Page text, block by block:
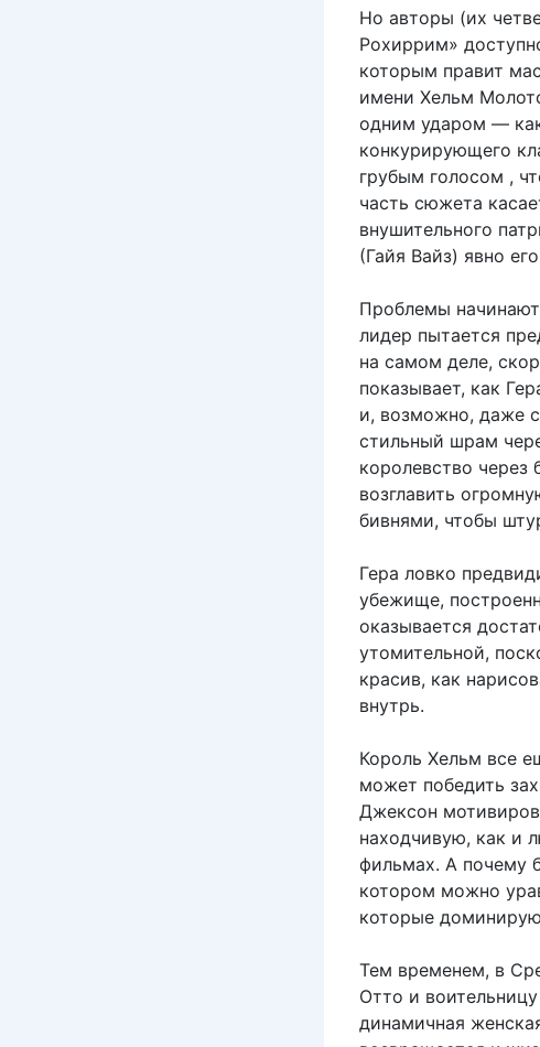
Но авторы (их
Рохиррим»
которым правит
имени Хельм
одним ударом —
конкурирующего
грубым голосом ,
часть сюжета
внушительного
(Гайя Вайз) явно
Проблемы
лидер пытается
на самом деле,
показывает, как
и, возможно, даже
стильный шрам
королевство через
возглавить
бивнями, чтобы
Гера ловко
убежище,
оказывается
утомительной,
красив, как
внутрь.
Король Хельм все
может победить
Джексон
находчивую, как и
фильмах. А почему
котором можно
которые
Тем временем, в
Отто и
динамичная